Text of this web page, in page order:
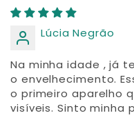
Lúcia Negrão
Na minha idade , já
o envelhecimento.
o primeiro aparelho
visíveis. Sinto minha